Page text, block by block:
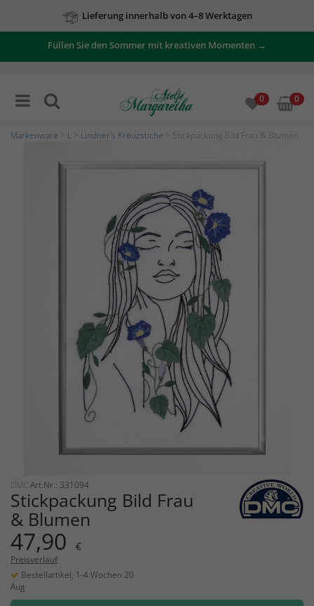
Lieferung innerhalb von 4–8 Werktagen
Füllen Sie den Sommer mit kreativen Momenten →
0 0
Markenware L Lindner's Kreuzstiche > Stickpackung Bild Frau & Blumen
DMCArt.Nr.: 331094
Stickpackung Bild Frau
& Blumen
47,90 €
Preisverlauf
Bestellartikel, 1-4 Wochen 20
Aug